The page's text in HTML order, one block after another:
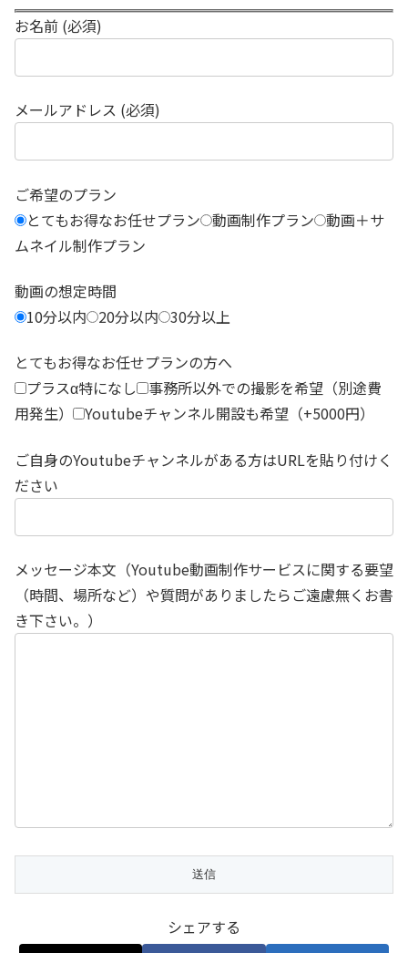
お名前 (必須)
メールアドレス (必須)
ご希望のプラン
とてもお得なお任せプラン 動画制作プラン 動画＋サ
ムネイル制作プラン
動画の想定時間
10分以内
20分以内 30分以上
とてもお得なお任せプランの方へ
プラスα特になし
事務所以外での撮影を希望（別途費
用発生）
Youtubeチャンネル開設も希望（+5000円）
ご自身のYoutubeチャンネルがある方はURLを貼り付けく
ださい
メッセージ本文（Youtube動画制作サービスに関する要望
（時間、場所など）や質問がありましたらご遠慮無くお書
き下さい。）
シェアする